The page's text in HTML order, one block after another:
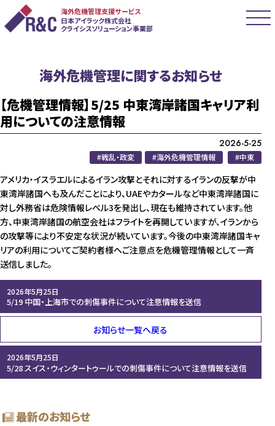
海外危機管理支援サービス
日本アイラック株式会社
クライシスソリューション事業部
海外危機管理に関するお知らせ
【危機管理情報】5/25 中東湾岸諸国キャリア利
用についての注意情報
2026-5-25
戦乱・政変 海外危機管理情報 中東
アメリカ・イスラエルによるイラン攻撃とそれに対するイランの反撃が中
東湾岸諸国へも及んだことにより、UAEやカタールなど中東湾岸諸国に
対し外務省は危険情報レベル3を発出し、現在も維持されています。他
方、中東湾岸諸国の航空会社はフライトを再開していますが、イランから
の攻撃等により不安定な状況が続いています。今後の中東湾岸諸国キャ
リアの利用についてご契約者様へご注意点を危機管理情報として一斉
送信しました。
2026年5月25日
5/19 中国・上海市での刺傷事件について注意情報を送信
お知らせ一覧へ戻る
2026年5月25日
5/28 スイス・ウィンタートゥールでの刺傷事件について注意情報を送信
最新のお知らせ